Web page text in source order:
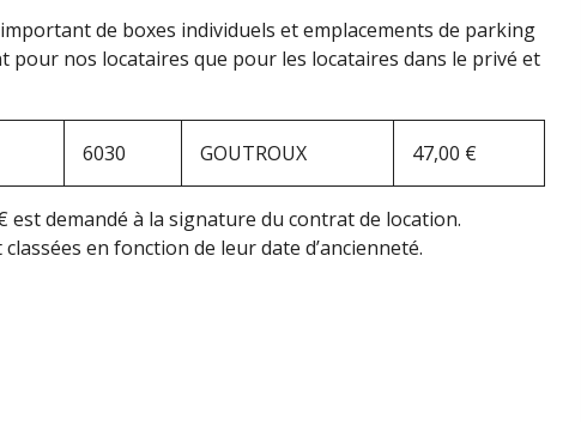
de boxes individuels et emplacements de parking
pour nos locataires que pour les locataires dans le privé et
6030 GOUTROUX 47,00 €
est demandé à la signature du contrat de location.
en fonction de leur date d’ancienneté.